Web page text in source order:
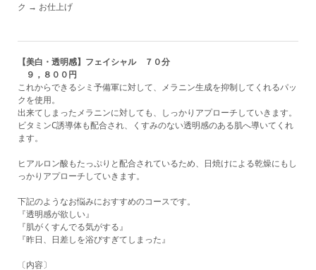
ク → お仕上げ
【美白・透明感】フェイシャル ７０分
９，８００円
これからできるシミ予備軍に対して、メラニン生成を抑制してくれるパッ
クを使用。
出来てしまったメラニンに対しても、しっかりアプローチしていきます。
ビタミンC誘導体も配合され、くすみのない透明感のある肌へ導いてくれ
ます。
ヒアルロン酸もたっぷりと配合されているため、日焼けによる乾燥にもし
っかりアプローチしていきます。
下記のようなお悩みにおすすめのコースです。
『透明感が欲しい』
『肌がくすんでる気がする』
『昨日、日差しを浴びすぎてしまった』
〔内容〕